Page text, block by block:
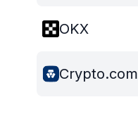
OKX
Crypto.com